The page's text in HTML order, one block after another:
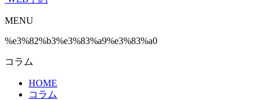
MENU
%e3%82%b3%e3%83%a9%e3%83%a0
コラム
HOME
コラム